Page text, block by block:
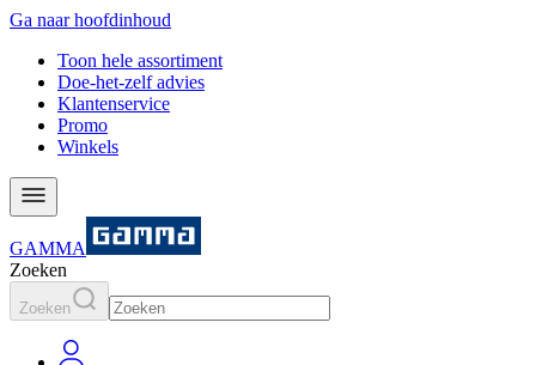
Ga naar hoofdinhoud
Toon hele assortiment
Doe-het-zelf advies
Klantenservice
Promo
Winkels
GAMMA
Zoeken
Zoeken